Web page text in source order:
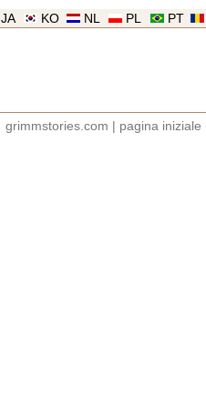
PT
PL
NL
KO
JA
grimmstories.com pagina iniziale